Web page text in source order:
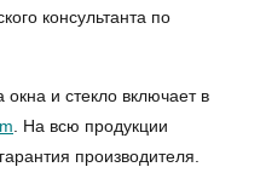
консультанта по
окна и стекло включает в
. На всю продукции
производителя.